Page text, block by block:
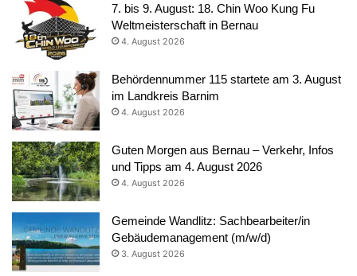
7. bis 9. August: 18. Chin Woo Kung Fu
Weltmeisterschaft in Bernau
4. August 2026
Behördennummer 115 startete am 3. August
im Landkreis Barnim
4. August 2026
Guten Morgen aus Bernau – Verkehr, Infos
und Tipps am 4. August 2026
4. August 2026
Gemeinde Wandlitz: Sachbearbeiter/in
Gebäudemanagement (m/w/d)
3. August 2026